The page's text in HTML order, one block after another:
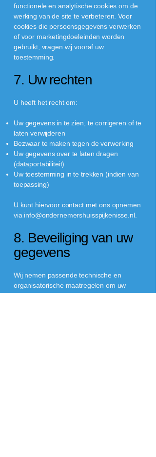
functionele en analytische cookies om de
werking van de site te verbeteren. Voor
cookies die persoonsgegevens verwerken
of voor marketingdoeleinden worden
gebruikt, vragen wij vooraf uw
toestemming.
7. Uw rechten
U heeft het recht om:
Uw gegevens in te zien, te corrigeren of te
laten verwijderen
Bezwaar te maken tegen de verwerking
Uw gegevens over te laten dragen
(dataportabiliteit)
Uw toestemming in te trekken (indien van
toepassing)
U kunt hiervoor contact met ons opnemen
via info@ondernemershuisspijkenisse.nl.
8. Beveiliging van uw
gegevens
Wij nemen passende technische en
organisatorische maatregelen om uw
gegevens te beschermen tegen misbruik,